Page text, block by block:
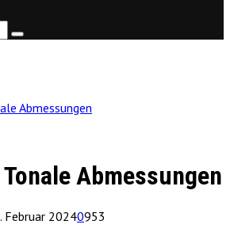
Search
Abmessungen
Abmessungen
Februar 20240953